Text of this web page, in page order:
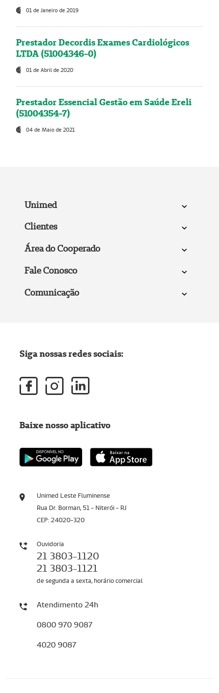
01 de Janeiro de 2019
Prestador Decordis Exames Cardiológicos
LTDA (51004346-0)
01 de Abril de 2020
Prestador Essencial Gestão em Saúde Ereli
(51004354-7)
04 de Maio de 2021
Unimed
Clientes
Área do Cooperado
Fale Conosco
Comunicação
Unimed Leste Fluminense
Rua Dr. Borman, 51 - Niterói - RJ
CEP: 24020-320
Ouvidoria
21 3803-1120
21 3803-1121
de segunda a sexta, horário comercial
Atendimento 24h
0800 970 9087
4020 9087
Siga nossas redes sociais:
Baixe nosso aplicativo